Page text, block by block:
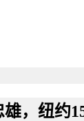
雄，纽约